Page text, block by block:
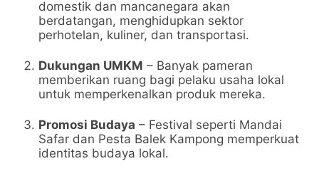
domestik dan mancanegara akan
berdatangan, menghidupkan sektor
perhotelan, kuliner, dan transportasi.
Dukungan UMKM – Banyak pameran
memberikan ruang bagi pelaku usaha lokal
untuk memperkenalkan produk mereka.
Promosi Budaya – Festival seperti Mandai
Safar dan Pesta Balek Kampong memperkuat
identitas budaya lokal.